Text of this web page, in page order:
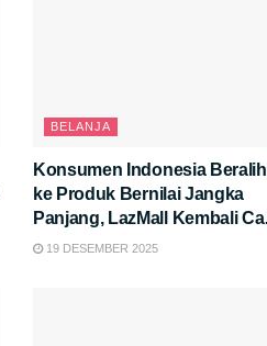
BELANJA
Konsumen Indonesia Beralih
ke Produk Bernilai Jangka
Panjang, LazMall Kembali Catat
Pertumbuhan di 12.12
19 DESEMBER 2025